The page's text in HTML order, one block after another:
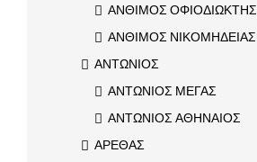
ΑΝΘΙΜΟΣ ΟΦΙΟΔΙΩΚΤΗΣ
ΑΝΘΙΜΟΣ ΝΙΚΟΜΗΔΕΙΑΣ
ΑΝΤΩΝΙΟΣ
ΑΝΤΩΝΙΟΣ ΜΕΓΑΣ
ΑΝΤΩΝΙΟΣ ΑΘΗΝΑΙΟΣ
ΑΡΕΘΑΣ